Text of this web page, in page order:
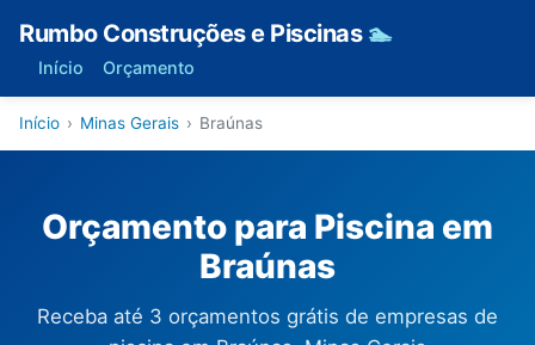
Rumbo Construções e Piscinas 🏊
Início Orçamento
Início › Minas Gerais › Braúnas
Orçamento para Piscina em
Braúnas
Receba até 3 orçamentos grátis de empresas de